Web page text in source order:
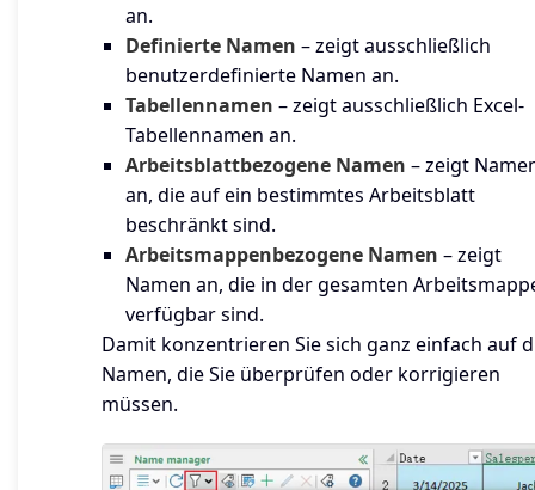
an.
Definierte Namen – zeigt ausschließlich
benutzerdefinierte Namen an.
Tabellennamen – zeigt ausschließlich Excel-
Tabellennamen an.
Arbeitsblattbezogene Namen – zeigt
an, die auf ein bestimmtes Arbeitsblatt
beschränkt sind.
Arbeitsmappenbezogene Namen – zeigt
Namen an, die in der gesamten
verfügbar sind.
Damit konzentrieren Sie sich ganz einfach auf
Namen, die Sie überprüfen oder korrigieren
müssen.